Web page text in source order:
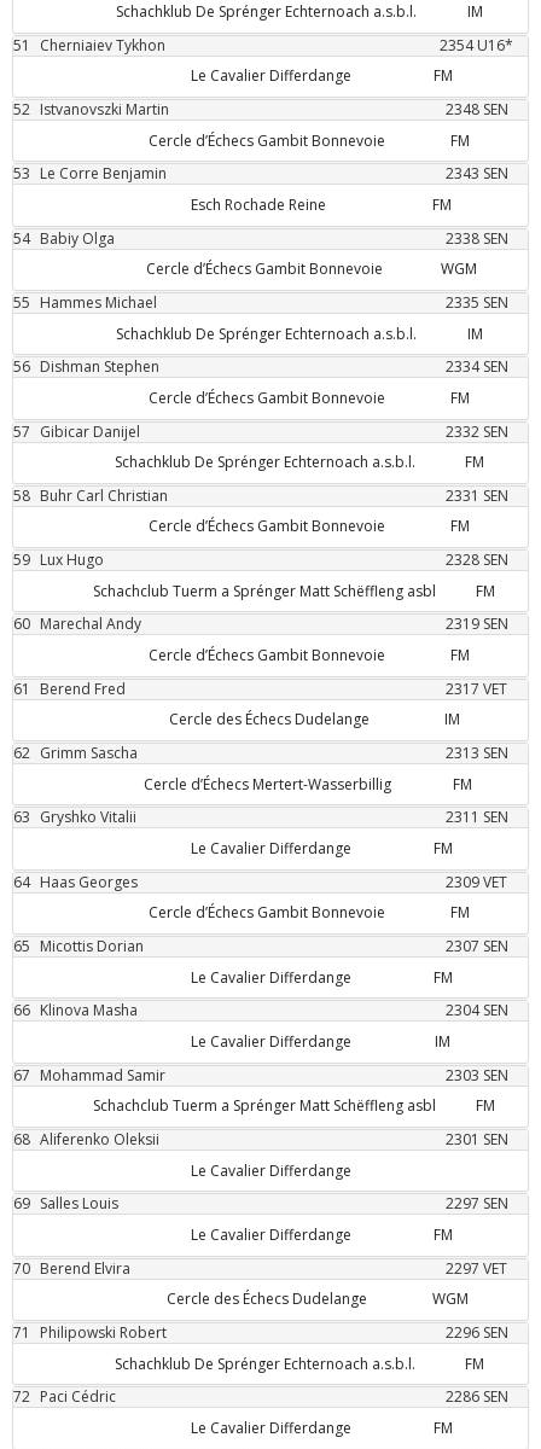
Schachklub De Sprénger Echternoach a.s.b.l.
IM
51
CherniaievTykhon 2354 U16*
Le Cavalier Differdange
FM
52 Istvanovszki Martin 2348 SEN
Cercle d’Échecs Gambit Bonnevoie
FM
53 Le Corre Benjamin 2343 SEN
Esch Rochade Reine
FM
54 Babiy Olga 2338 SEN
Cercle d’Échecs Gambit Bonnevoie
WGM
55 Hammes Michael 2335 SEN
Schachklub De Sprénger Echternoach a.s.b.l.
IM
56 Dishman Stephen 2334 SEN
Cercle d’Échecs Gambit Bonnevoie
FM
57 Gibicar Danijel 2332 SEN
Schachklub De Sprénger Echternoach a.s.b.l.
FM
58 Buhr Carl Christian 2331 SEN
Cercle d’Échecs Gambit Bonnevoie
FM
59 Lux Hugo 2328 SEN
Schachclub Tuerm a Sprénger Matt Schëffleng asbl
FM
60 Marechal Andy 2319 SEN
Cercle d’Échecs Gambit Bonnevoie
FM
61
Berend Fred 2317 VET
Cercle des Échecs Dudelange
IM
62 Grimm Sascha 2313 SEN
Cercle d’Échecs Mertert-Wasserbillig
FM
63 Gryshko Vitalii 2311 SEN
Le Cavalier Differdange
FM
64 Haas Georges 2309VET
Cercle d’Échecs Gambit Bonnevoie
FM
65 Micottis Dorian 2307 SEN
Le Cavalier Differdange
FM
66 Klinova Masha 2304 SEN
Le Cavalier Differdange
IM
67 Mohammad Samir 2303 SEN
Schachclub Tuerm a Sprénger Matt Schëffleng asbl
FM
68 Aliferenko Oleksii 2301 SEN
Le Cavalier Differdange
69 Salles Louis 2297 SEN
Le Cavalier Differdange
FM
70 Berend Elvira 2297 VET
Cercle des Échecs Dudelange
WGM
71
Philipowski Robert 2296 SEN
Schachklub De Sprénger Echternoach a.s.b.l.
FM
72 Paci Cédric 2286 SEN
Le Cavalier Differdange
FM